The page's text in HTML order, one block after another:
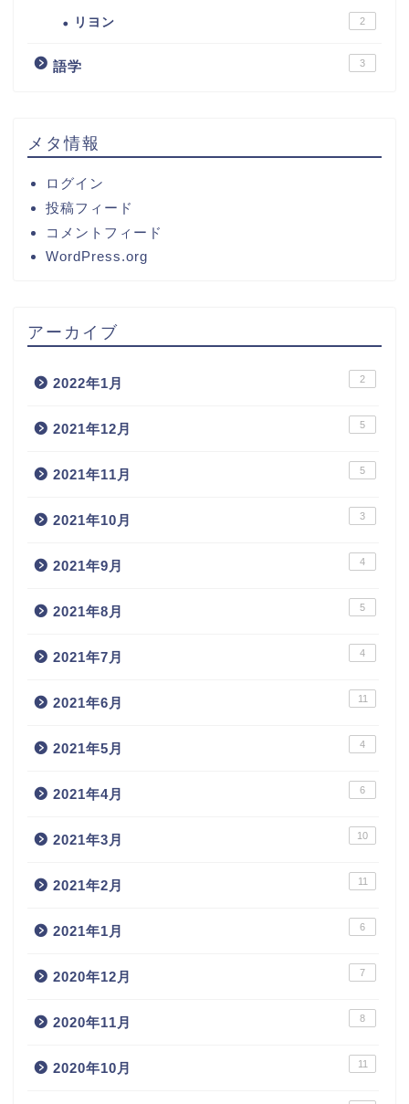
リヨン 2
語学 3
メタ情報
ログイン
投稿フィード
コメントフィード
WordPress.org
アーカイブ
2022年1月 2
2021年12月 5
2021年11月 5
2021年10月 3
2021年9月 4
2021年8月 5
2021年7月 4
2021年6月 11
2021年5月 4
2021年4月 6
2021年3月 10
2021年2月 11
2021年1月 6
2020年12月 7
2020年11月 8
2020年10月 11